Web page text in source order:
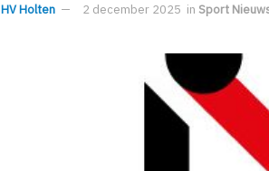
HV Holten 2 december 2025 in Sport